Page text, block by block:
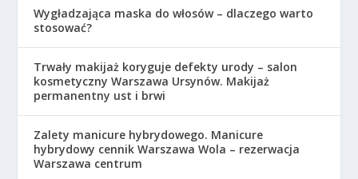
Wygładzająca maska do włosów – dlaczego warto
stosować?
Trwały makijaż koryguje defekty urody – salon
kosmetyczny Warszawa Ursynów. Makijaż
permanentny ust i brwi
Zalety manicure hybrydowego. Manicure
hybrydowy cennik Warszawa Wola – rezerwacja
Warszawa centrum